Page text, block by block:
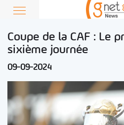
Coupe de la CAF : Le
sixième journée
09-09-2024